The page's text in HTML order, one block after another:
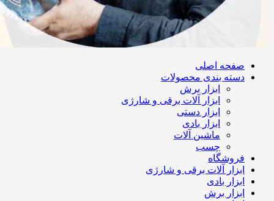
صفحه اصلی
دسته بندی محصولات
ابزار برش
ابزار آلات برقی و شارژی
ابزار دستی
ابزار بادی
ماشین آلات
چسب
فروشگاه
ابزار آلات برقی و شارژی
ابزار بادی
ابزار برش